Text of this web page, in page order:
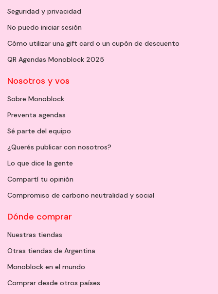
Seguridad y privacidad
No puedo iniciar sesión
Cómo utilizar una gift card o un cupón de descuento
QR Agendas Monoblock 2025
Nosotros y vos
Sobre Monoblock
Preventa agendas
Sé parte del equipo
¿Querés publicar con nosotros?
Lo que dice la gente
Compartí tu opinión
Compromiso de carbono neutralidad y social
Dónde comprar
Nuestras tiendas
Otras tiendas de Argentina
Monoblock en el mundo
Comprar desde otros países